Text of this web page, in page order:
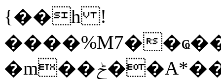
{��h !
����%M7�
�m��ݲ��A*��9g��V��fb93�f_c��v�f��y����[9��H65�g+^g����>'�i�C*hI�qX����Qd&vc���c!%